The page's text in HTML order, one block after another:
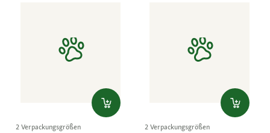
2 Verpackungsgrößen 2 Verpackungsgrößen